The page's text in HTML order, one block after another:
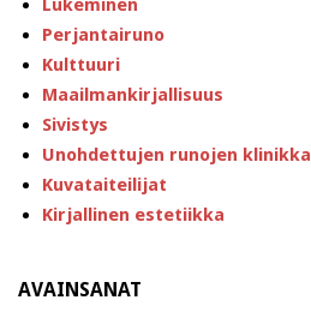
Lukeminen
Perjantairuno
Kulttuuri
Maailmankirjallisuus
Sivistys
Unohdettujen runojen klinikka
Kuvataiteilijat
Kirjallinen estetiikka
AVAINSANAT